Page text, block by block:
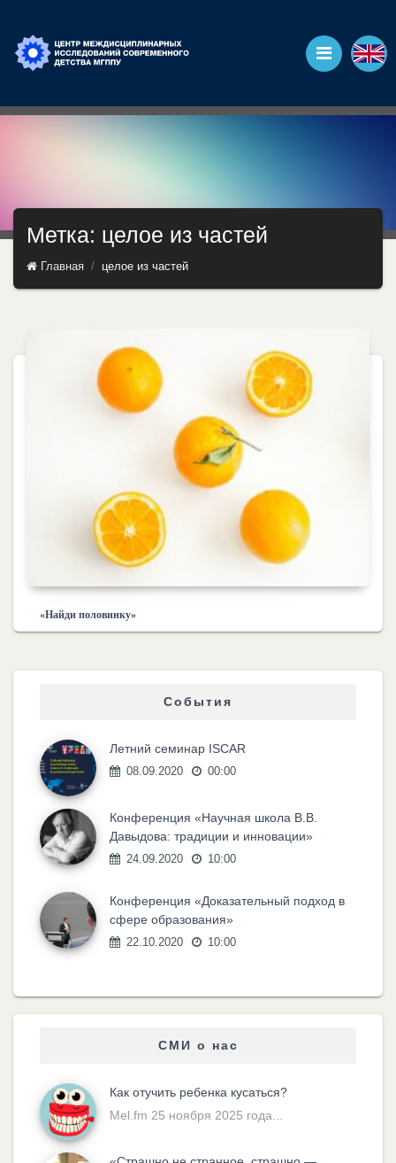
Метка: целое из частей
Главная целое из частей
«Найди половинку»
События
Летний семинар ISCAR
08.09.2020 00:00
Конференция «Научная школа В.В.
Давыдова: традиции и инновации»
24.09.2020 10:00
Конференция «Доказательный подход в
сфере образования»
22.10.2020 10:00
СМИ о нас
Как отучить ребенка кусаться?
Mel.fm 25 ноября 2025 года...